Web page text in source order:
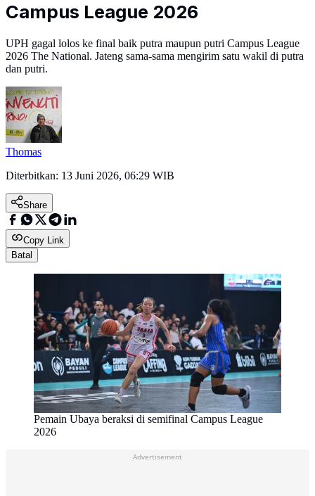
Campus League 2026
UPH gagal lolos ke final baik putra maupun putri Campus League
2026 The National. Jateng sama-sama mengirim satu wakil di putra
dan putri.
Thomas
Diterbitkan: 13 Juni 2026, 06:29 WIB
Share
Copy Link
Batal
Pemain Ubaya beraksi di semifinal Campus League
2026
Advertisement